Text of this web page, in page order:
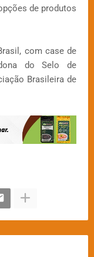
de produtos
com case de
do Selo de
Brasileira de